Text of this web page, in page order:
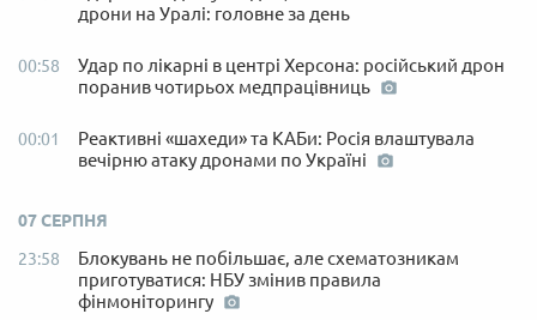
дрони на Уралі: головне за день
00:58
Удар по лікарні в центрі Херсона: російський дрон
поранив чотирьох медпрацівниць
00:01
Реактивні «шахеди» та КАБи: Росія влаштувала
вечірню атаку дронами по Україні
07 СЕРПНЯ
23:58
Блокувань не побільшає, але схематозникам
приготуватися: НБУ змінив правила
фінмоніторингу